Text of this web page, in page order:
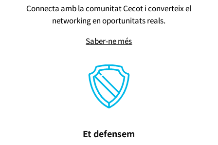
Connecta amb la comunitat Cecot i converteix el
networking en oportunitats reals.
Saber-ne més
Et defensem